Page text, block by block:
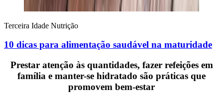
Terceira Idade Nutrição
10 dicas para alimentação saudável na maturidade
Prestar atenção às quantidades, fazer refeições em
família e manter-se hidratado são práticas que
promovem bem-estar